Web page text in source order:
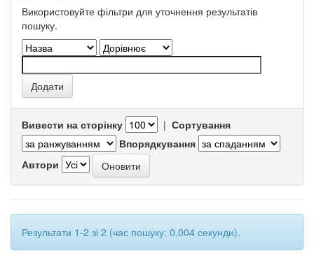
Використовуйте фільтри для уточнення результатів
пошуку.
Вивести на сторінку | Сортування
Впорядкування
Автори
Результати 1-2 зі 2 (час пошуку: 0.004 секунди).